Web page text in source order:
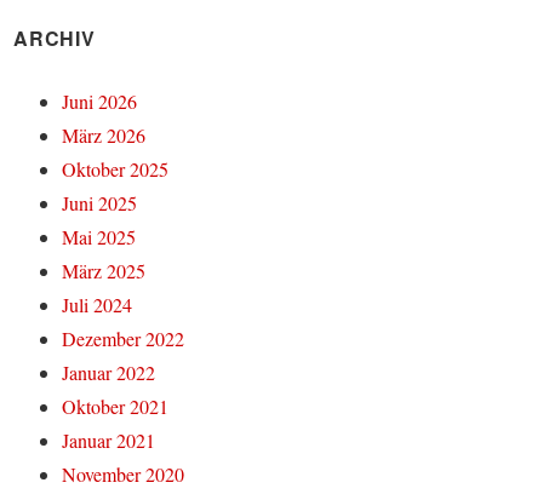
ARCHIV
Juni 2026
März 2026
Oktober 2025
Juni 2025
Mai 2025
März 2025
Juli 2024
Dezember 2022
Januar 2022
Oktober 2021
Januar 2021
November 2020